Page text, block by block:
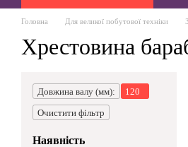
Головна Для великої побутової техніки
Хрестовина
Довжина валу (мм):
120
Очистити фільтр
Наявність